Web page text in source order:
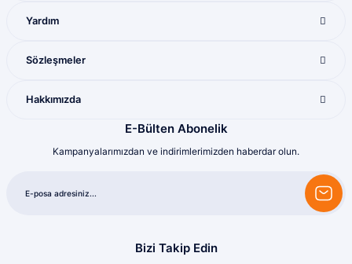
Yardım
Sözleşmeler
Hakkımızda
E-Bülten Abonelik
Kampanyalarımızdan ve indirimlerimizden haberdar olun.
Bizi Takip Edin